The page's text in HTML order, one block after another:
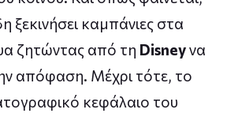
ξεκινήσει καμπάνιες στα
ζητώντας από τη Disneyνα
απόφαση. Μέχρι τότε, το
κεφάλαιο του